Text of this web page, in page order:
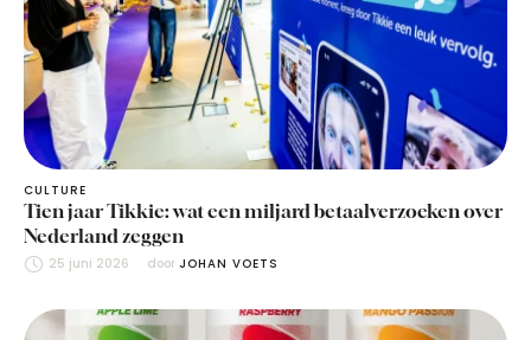
CULTURE
Tien jaar Tikkie: wat een miljard betaalverzoeken over
Nederland zeggen
25 juni 2026 door JOHAN VOETS